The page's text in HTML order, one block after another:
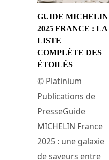
GUIDE MICHELIN
2025 FRANCE : LA
LISTE
COMPLÈTE DES
ÉTOILÉS
© Platinium
Publications de
PresseGuide
MICHELIN France
2025 : une galaxie
de saveurs entre